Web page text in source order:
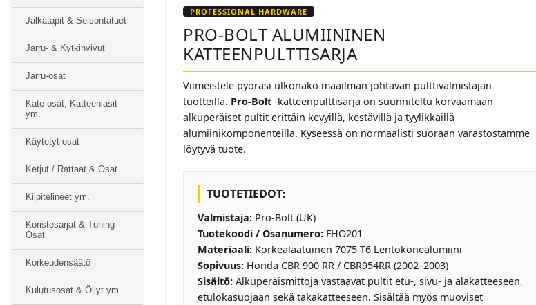
PROFESSIONAL HARDWARE
PRO-BOLT ALUMIININEN
KATTEENPULTTISARJA
Viimeistele pyöräsi ulkonäkö maailman johtavan pulttivalmistajan
tuotteilla. Pro-Bolt -katteenpulttisarja on suunniteltu korvaamaan
alkuperäiset pultit erittäin kevyillä, kestävillä ja tyylikkäillä
alumiinikomponenteilla. Kyseessä on normaalisti suoraan varastostamme
löytyvä tuote.
TUOTETIEDOT:
Valmistaja: Pro-Bolt (UK)
Tuotekoodi / Osanumero: FHO201
Materiaali: Korkealaatuinen 7075-T6 Lentokonealumiini
Sopivuus: Honda CBR 900 RR / CBR954RR (2002–2003)
Sisältö: Alkuperäismittoja vastaavat pultit etu-, sivu- ja alakatteeseen,
etulokasuojaan sekä takakatteeseen. Sisältää myös muoviset
Jalkatapit & Seisontatuet
Jarru- & Kytkinvivut
Jarru-osat
Kate-osat, Katteenlasit
ym.
Käytetyt-osat
Ketjut / Rattaat & Osat
Kilpitelineet ym.
Koristesarjat & Tuning-
Osat
Korkeudensäätö
Kulutusosat & Öljyt ym.